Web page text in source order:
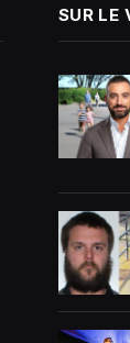
SUR LE